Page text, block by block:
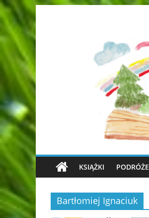
KSIĄŻKI PODRÓŻE
Bartłomiej Ignaciuk